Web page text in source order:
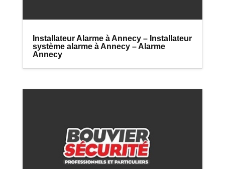
Installateur Alarme à Annecy – Installateur
système alarme à Annecy – Alarme
Annecy